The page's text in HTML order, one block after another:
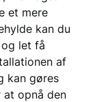
et mere
kan du
let få
af
kan gøres
opnå den